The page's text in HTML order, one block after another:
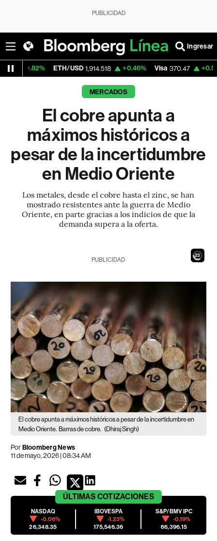
PUBLICIDAD
Ingresar
ETH/USD 1,914.518 +0.46% Visa 370.47 +0.52%
MERCADOS
El cobre apunta a
máximos históricos a
pesar de la incertidumbre
en Medio Oriente
Los metales, desde el cobre hasta el zinc, se han
mostrado resistentes ante la guerra de Medio
Oriente, en parte gracias a los indicios de que la
demanda supera a la oferta.
21
PUBLICIDAD
El cobre apunta a máximos históricos a pesar de la incertidumbre en
Medio Oriente. Barras de cobre. (Dhiraj Singh)
PorBloomberg News
11 de mayo, 2026 | 08:34 AM
ÚLTIMAS COTIZACIONES
NASDAQ
-0.06%
26,348.35
IBOVESPA
-1.23%
175,546.36
S&P/BMV IPC
-0.19%
66,396.15